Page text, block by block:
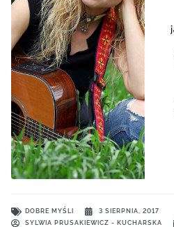
DOBRE MYŚLI
3 SIERPNIA, 2017
SYLWIA PRUSAKIEWICZ - KUCHARSKA